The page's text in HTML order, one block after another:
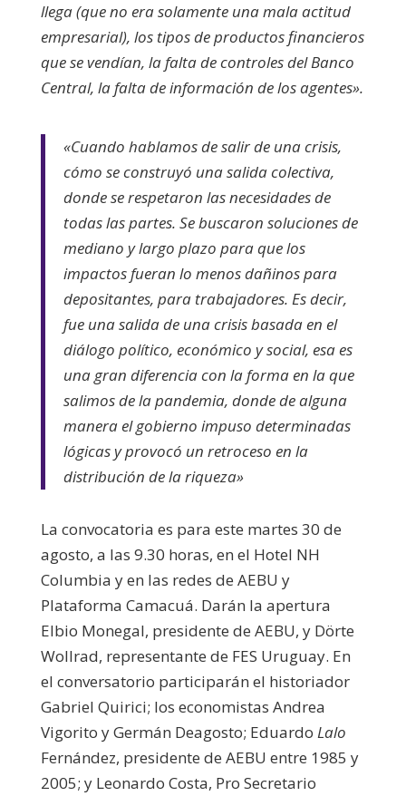
llega (que no era solamente una mala actitud
empresarial), los tipos de productos financieros
que se vendían, la falta de controles del Banco
Central, la falta de información de los agentes».
«Cuando hablamos de salir de una crisis,
cómo se construyó una salida colectiva,
donde se respetaron las necesidades de
todas las partes. Se buscaron soluciones de
mediano y largo plazo para que los
impactos fueran lo menos dañinos para
depositantes, para trabajadores. Es decir,
fue una salida de una crisis basada en el
diálogo político, económico y social, esa es
una gran diferencia con la forma en la que
salimos de la pandemia, donde de alguna
manera el gobierno impuso determinadas
lógicas y provocó un retroceso en la
distribución de la riqueza»
La convocatoria es para este martes 30 de
agosto, a las 9.30 horas, en el Hotel NH
Columbia y en las redes de AEBU y
Plataforma Camacuá. Darán la apertura
Elbio Monegal, presidente de AEBU, y Dörte
Wollrad, representante de FES Uruguay. En
el conversatorio participarán el historiador
Gabriel Quirici; los economistas Andrea
Vigorito y Germán Deagosto; Eduardo Lalo
Fernández, presidente de AEBU entre 1985 y
2005; y Leonardo Costa, Pro Secretario